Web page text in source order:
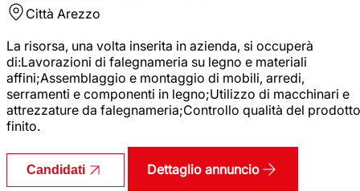
Città Arezzo
La risorsa, una volta inserita in azienda, si occuperà
di:Lavorazioni di falegnameria su legno e materiali
affini;Assemblaggio e montaggio di mobili, arredi,
serramenti e componenti in legno;Utilizzo di macchinari e
attrezzature da falegnameria;Controllo qualità del prodotto
finito.
Candidati Dettaglio annuncio